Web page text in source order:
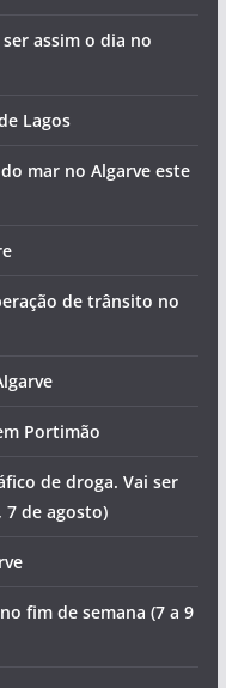
assim o dia no
Lagos
mar no Algarve este
de trânsito no
Portimão
de droga. Vai ser
7 de agosto)
fim de semana (7 a 9